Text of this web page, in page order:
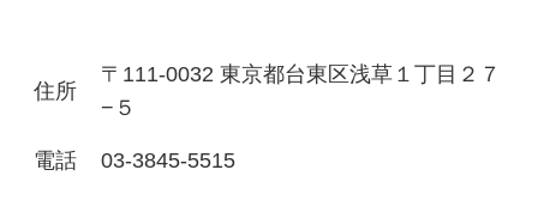
住所
〒111-0032 東京都台東区浅草１丁目２７
−５
電話 03-3845-5515